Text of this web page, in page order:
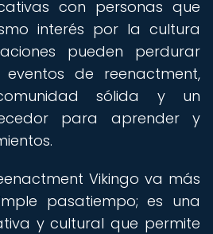
con personas que
interés por la cultura
pueden perdurar
de reenactment,
sólida y un
para aprender y
Vikingo va más
pasatiempo; es una
y cultural que permite